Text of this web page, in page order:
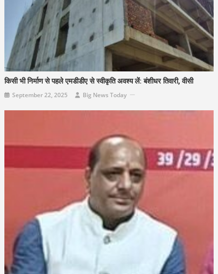
किसी भी निर्माण से पहले एमडीडीए से स्वीकृति अवश्य लें: बंशीधर तिवारी, वीसी
September 22, 2025 Big News Today